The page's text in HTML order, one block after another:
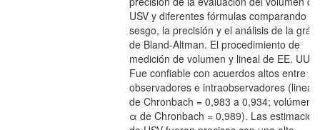
USV y diferentes fórmulas comparando el
sesgo, la precisión y el análisis de la
de Bland-Altman. El procedimiento de
medición de volumen y lineal de EE. UU.
Fue confiable con acuerdos altos entre
observadores e intraobservadores
de Chronbach = 0,983 a 0,934;
α de Chronbach = 0,989). Las